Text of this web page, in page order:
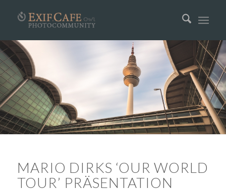
MARIO DIRKS ‘OUR WORLD
TOUR’ PRÄSENTATION